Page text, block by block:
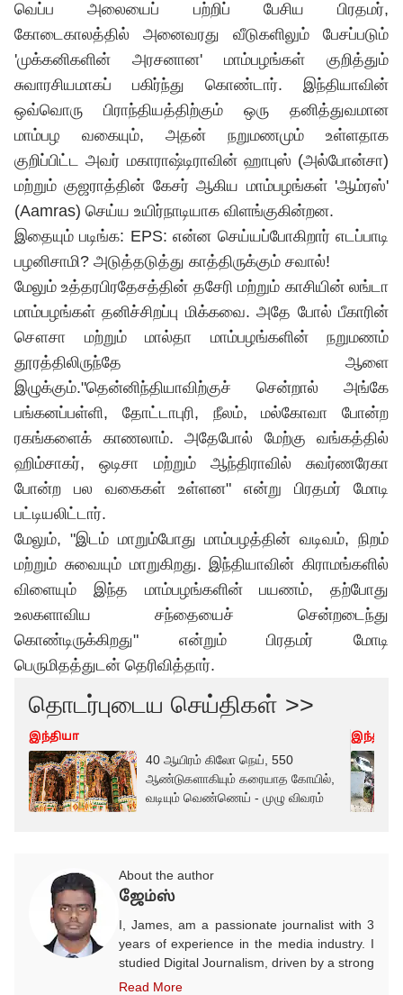
வெப்ப அலையைப் பற்றிப் பேசிய பிரதமர்,
கோடைகாலத்தில் அனைவரது வீடுகளிலும் பேசப்படும்
'முக்கனிகளின் அரசனான' மாம்பழங்கள் குறித்தும்
சுவாரசியமாகப் பகிர்ந்து கொண்டார். இந்தியாவின்
ஒவ்வொரு பிராந்தியத்திற்கும் ஒரு தனித்துவமான
மாம்பழ வகையும், அதன் நறுமணமும் உள்ளதாக
குறிப்பிட்ட அவர் மகாராஷ்டிராவின் ஹாபுஸ் (அல்போன்சா)
மற்றும் குஜராத்தின் கேசர் ஆகிய மாம்பழங்கள் 'ஆம்ரஸ்'
(Aamras) செய்ய உயிர்நாடியாக விளங்குகின்றன.
இதையும் படிங்க: EPS: என்ன செய்யப்போகிறார் எடப்பாடி
பழனிசாமி? அடுத்தடுத்து காத்திருக்கும் சவால்!
மேலும் உத்தரபிரதேசத்தின் தசேரி மற்றும் காசியின் லங்டா
மாம்பழங்கள் தனிச்சிறப்பு மிக்கவை. அதே போல் பீகாரின்
சௌசா மற்றும் மால்தா மாம்பழங்களின் நறுமணம்
தூரத்திலிருந்தே ஆளை
இழுக்கும்."தென்னிந்தியாவிற்குச் சென்றால் அங்கே
பங்கனப்பள்ளி, தோட்டாபுரி, நீலம், மல்கோவா போன்ற
ரகங்களைக் காணலாம். அதேபோல் மேற்கு வங்கத்தில்
ஹிம்சாகர், ஒடிசா மற்றும் ஆந்திராவில் சுவர்ணரேகா
போன்ற பல வகைகள் உள்ளன" என்று பிரதமர் மோடி
பட்டியலிட்டார்.
மேலும், "இடம் மாறும்போது மாம்பழத்தின் வடிவம், நிறம்
மற்றும் சுவையும் மாறுகிறது. இந்தியாவின் கிராமங்களில்
விளையும் இந்த மாம்பழங்களின் பயணம், தற்போது
உலகளாவிய சந்தையைச் சென்றடைந்து
கொண்டிருக்கிறது" என்றும் பிரதமர் மோடி
பெருமிதத்துடன் தெரிவித்தார்.
தொடர்புடைய செய்திகள் >>
இந்தியா
40 ஆயிரம் கிலோ நெய், 550
ஆண்டுகளாகியும் கரையாத கோயில்,
வடியும் வெண்ணெய் - முழு விவரம்
இந்தியா
About the author
ஜேம்ஸ்
I, James, am a passionate journalist with 3
years of experience in the media industry. I
studied Digital Journalism, driven by a strong
desire to excel in this field. I began my
Read More